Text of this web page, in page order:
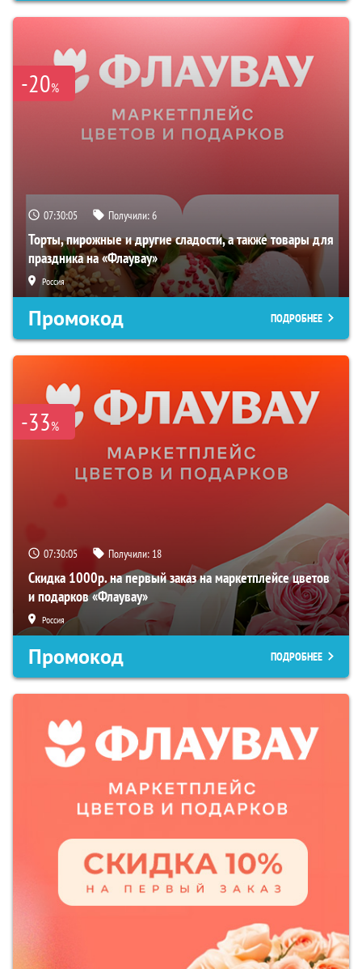
-20%
07:30:04 Получили:6
Торты, пирожные и другие сладости, а также товары для
праздника на «Флаувау»
Россия
Промокод ПОДРОБНЕЕ
-33%
07:30:04 Получили: 18
Скидка 1000р. на первый заказ на маркетплейсе цветов
и подарков «Флаувау»
Россия
Промокод ПОДРОБНЕЕ